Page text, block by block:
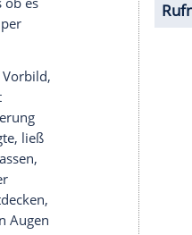
unzählige weitere
Bildschirm, die unter
Take this." Weil es
in einer Höhle ein
das Land zu